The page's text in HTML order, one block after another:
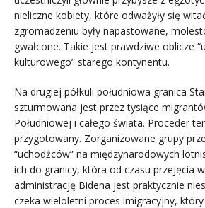
nieliczne kobiety, które odważyły się
zgromadzeniu były napastowane,
gwałcone. Takie jest prawdziwe oblicze
kulturowego” starego kontynentu.
Na drugiej półkuli południowa granica
szturmowana jest przez tysiące
Południowej i całego świata. Proceder
przygotowany. Zorganizowane grupy
“uchodźców” na międzynarodowych
ich do granicy, która od czasu przejęcia
administrację Bidena jest praktycznie
czeka wieloletni proces imigracyjny,